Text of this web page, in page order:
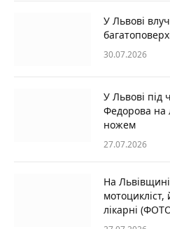
У Львові
30.07.2026
У Львові під
Федорова на
ножем
27.07.2026
На
лікарні